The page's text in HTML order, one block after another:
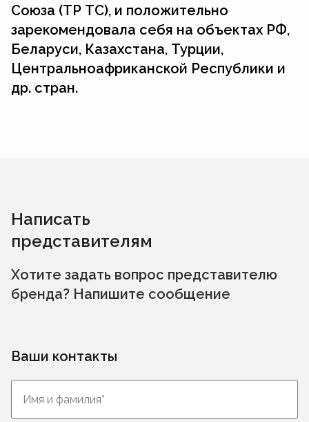
Союза (ТР ТС), и положительно
зарекомендовала себя на объектах РФ,
Беларуси, Казахстана, Турции,
Центральноафриканской Республики и
др. стран.
Написать
представителям
Хотите задать вопрос представителю
бренда? Напишите сообщение
Ваши контакты